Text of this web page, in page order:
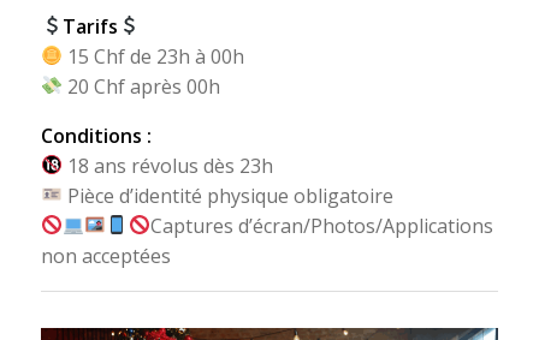
Tarifs
15 Chf de 23h à 00h
20 Chf après 00h
Conditions :
18 ans révolus dès 23h
Pièce d’identité physique obligatoire
Captures d’écran/Photos/Applications
non acceptées